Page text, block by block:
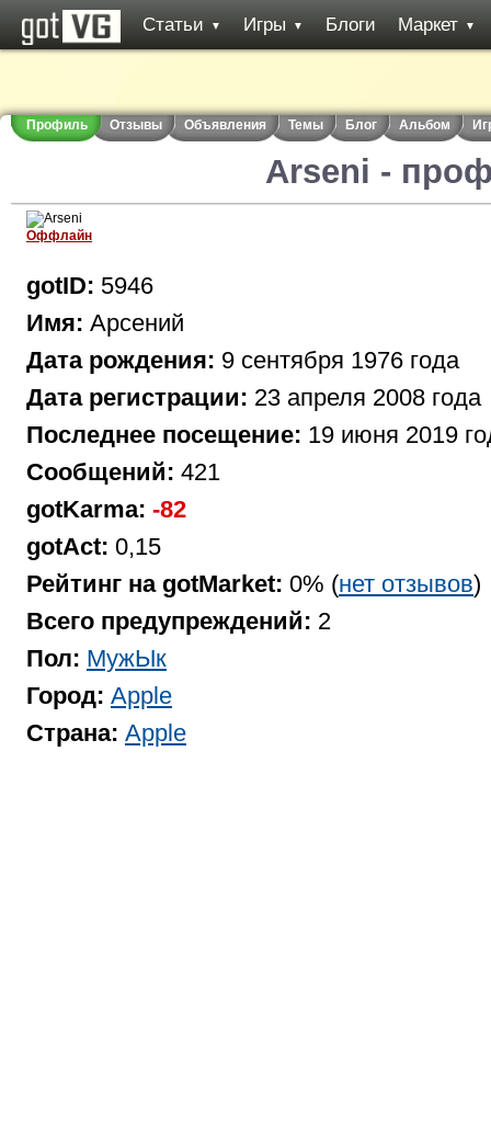
Статьи ▼ Игры ▼ Блоги Маркет ▼
Профиль Отзывы Объявления Темы Блог Альбом
Arseni -
Оффлайн
gotID: 5946
Имя: Арсений
Дата рождения: 9 сентября 1976 года
Дата регистрации: 23 апреля 2008 года
Последнее посещение: 19 июня 2019
Сообщений: 421
gotKarma: -82
gotAct: 0,15
Рейтинг на gotMarket: 0% (нет отзывов)
Всего предупреждений: 2
Пол: МужЫк
Город: Apple
Страна: Apple